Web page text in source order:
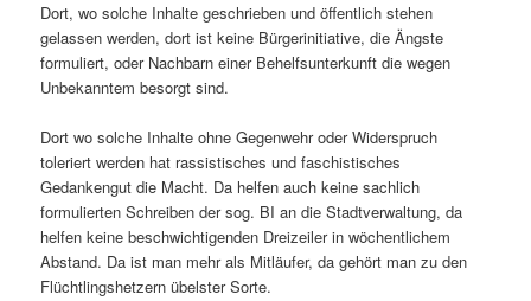
Dort, wo solche Inhalte geschrieben und öffentlich stehen
gelassen werden, dort ist keine Bürgerinitiative, die Ängste
formuliert, oder Nachbarn einer Behelfsunterkunft die wegen
Unbekanntem besorgt sind.
Dort wo solche Inhalte ohne Gegenwehr oder Widerspruch
toleriert werden hat rassistisches und faschistisches
Gedankengut die Macht. Da helfen auch keine sachlich
formulierten Schreiben der sog. BI an die Stadtverwaltung, da
helfen keine beschwichtigenden Dreizeiler in wöchentlichem
Abstand. Da ist man mehr als Mitläufer, da gehört man zu den
Flüchtlingshetzern übelster Sorte.